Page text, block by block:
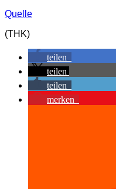
Quelle
(THK)
teilen
teilen
teilen
merken